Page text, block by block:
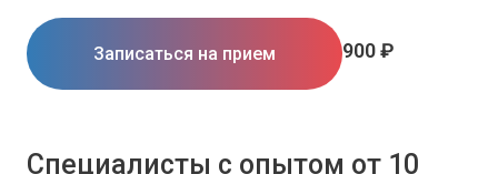
Записаться на прием 900 ₽
Специалисты с опытом от 10